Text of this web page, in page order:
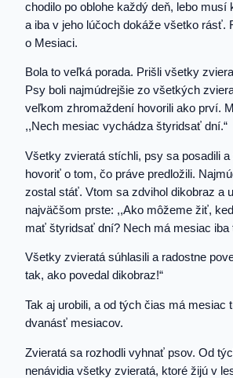
chodilo po oblohe každý deň, lebo musí
a iba v jeho lúčoch dokáže všetko rásť.
o Mesiaci.
Bola to veľká porada. Prišli všetky
Psy boli najmúdrejšie zo všetkých
veľkom zhromaždení hovorili ako prví.
,,Nech mesiac vychádza štyridsať dní.“
Všetky zvieratá stíchli, psy sa posadili a
hovoriť o tom, čo práve predložili.
zostal stáť. Vtom sa zdvihol dikobraz a
najväčšom prste: ,,Ako môžeme žiť,
mať štyridsať dní? Nech má mesiac iba
Všetky zvieratá súhlasili a radostne
tak, ako povedal dikobraz!“
Tak aj urobili, a od tých čias má mesiac
dvanásť mesiacov.
Zvieratá sa rozhodli vyhnať psov. Od
nenávidia všetky zvieratá, ktoré žijú v